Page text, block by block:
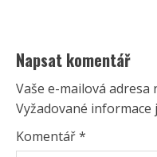
Napsat komentář
Vaše e-mailová adresa
Vyžadované informace
Komentář*